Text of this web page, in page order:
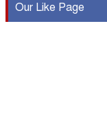
৫
Our Like Page